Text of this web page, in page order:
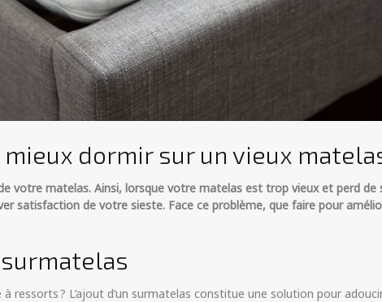
dormir sur un vieux
votre matelas. Ainsi, lorsque votre matelas est trop vieux et perd
satisfaction de votre sieste. Face ce problème, que faire pour
? L’ajout d’un surmatelas constitue une solution pour